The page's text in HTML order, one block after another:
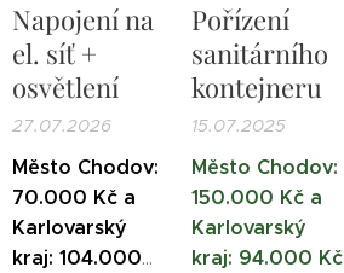
Napojení na
el. síť +
osvětlení
27.07.2026
Město Chodov:
70.000 Kč a
Karlovarský
kraj: 104.000
Pořízení
sanitárního
kontejneru
15.07.2025
Město Chodov:
150.000 Kč a
Karlovarský
kraj: 94.000 Kč